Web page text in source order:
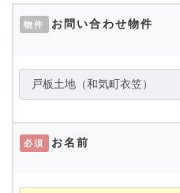
物件 お問い合わせ物件
必須 お名前